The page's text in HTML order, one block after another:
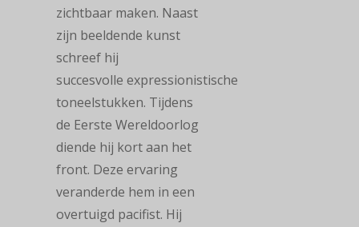
zichtbaar maken. Naast
zijn beeldende kunst
schreef hij
succesvolle expressionistische
toneelstukken. Tijdens
de Eerste Wereldoorlog
diende hij kort aan het
front. Deze ervaring
veranderde hem in een
overtuigd pacifist. Hij